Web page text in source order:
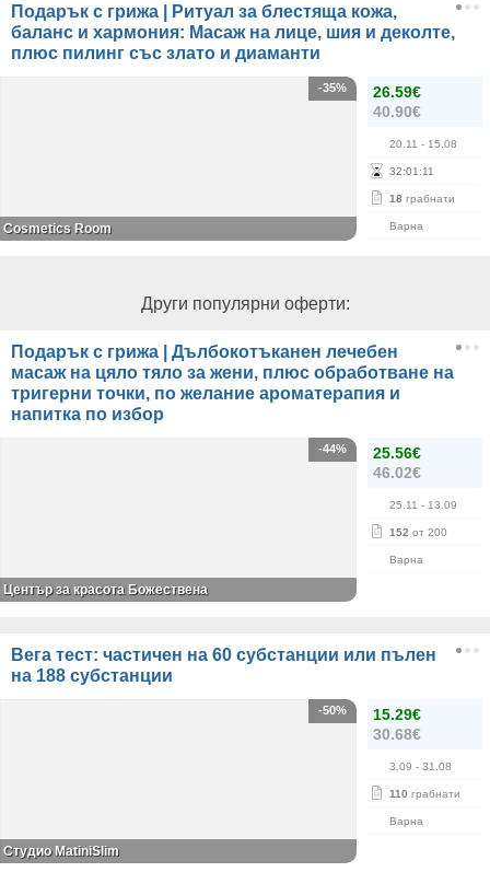
Подарък с грижа | Ритуал за блестяща кожа,
баланс и хармония: Масаж на лице, шия и деколте,
плюс пилинг със злато и диаманти
26.59€
40.90€
20.11 - 15.08
32:01 :11
18 грабнати
Варна
-35%
Cosmetics Room
Други популярни оферти:
Подарък с грижа | Дълбокотъканен лечебен
масаж на цяло тяло за жени, плюс обработване на
тригерни точки, по желание ароматерапия и
напитка по избор
25.56€
46.02€
25.11 - 13.09
152 от 200
Варна
-44%
Център за красота Божествена
Вега тест: частичен на 60 субстанции или пълен
на 188 субстанции
15.29€
30.68€
3.09 - 31.08
110 грабнати
Варна
-50%
Студио MatiniSlim